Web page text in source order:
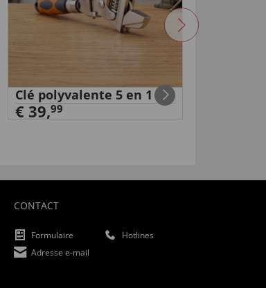
Clé polyvalente 5 en 1
€ 39,99
CONTACT
Formulaire
Hotlines
Adresse e-mail